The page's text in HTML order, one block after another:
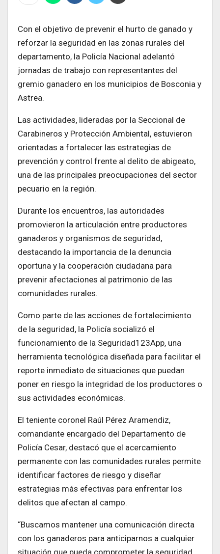
Con el objetivo de prevenir el hurto de ganado y
reforzar la seguridad en las zonas rurales del
departamento, la Policía Nacional adelantó
jornadas de trabajo con representantes del
gremio ganadero en los municipios de Bosconia y
Astrea.
Las actividades, lideradas por la Seccional de
Carabineros y Protección Ambiental, estuvieron
orientadas a fortalecer las estrategias de
prevención y control frente al delito de abigeato,
una de las principales preocupaciones del sector
pecuario en la región.
Durante los encuentros, las autoridades
promovieron la articulación entre productores
ganaderos y organismos de seguridad,
destacando la importancia de la denuncia
oportuna y la cooperación ciudadana para
prevenir afectaciones al patrimonio de las
comunidades rurales.
Como parte de las acciones de fortalecimiento
de la seguridad, la Policía socializó el
funcionamiento de la Seguridad123App, una
herramienta tecnológica diseñada para facilitar el
reporte inmediato de situaciones que puedan
poner en riesgo la integridad de los productores o
sus actividades económicas.
El teniente coronel Raúl Pérez Aramendiz,
comandante encargado del Departamento de
Policía Cesar, destacó que el acercamiento
permanente con las comunidades rurales permite
identificar factores de riesgo y diseñar
estrategias más efectivas para enfrentar los
delitos que afectan al campo.
“Buscamos mantener una comunicación directa
con los ganaderos para anticiparnos a cualquier
situación que pueda comprometer la seguridad